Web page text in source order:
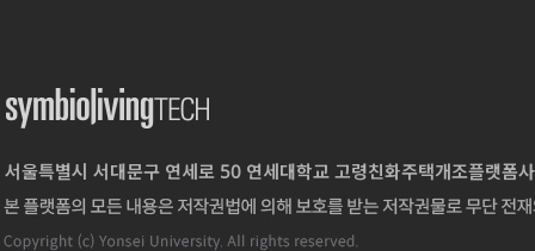
서울특별시 서대문구 연세로 50 연세대학교 고령친화주택개조플랫